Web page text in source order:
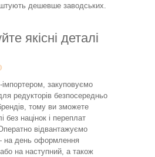
дешевше заводських.
якісні деталі
закуповуємо
редукторів безпосередньо
тому ви зможете
без націнок і переплат
відвантажуємо
на день оформлення
на наступний, а також